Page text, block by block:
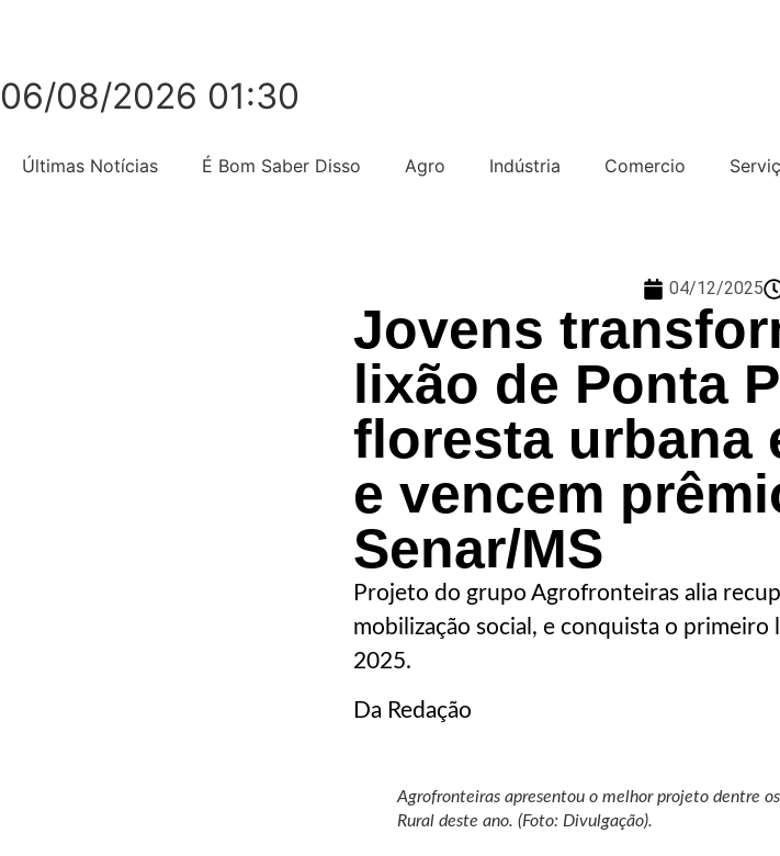
06/08/2026 01:30
Últimas Notícias É Bom Saber Disso Agro Indústria Comercio
04/12/2025
Jovens
lixão de Ponta
floresta urbana
e vencem
Senar/MS
Projeto do grupo Agrofronteiras alia
mobilização social, e conquista o primeiro
2025.
Da Redação
Agrofronteiras apresentou o melhor projeto dentre
Rural deste ano. (Foto: Divulgação).